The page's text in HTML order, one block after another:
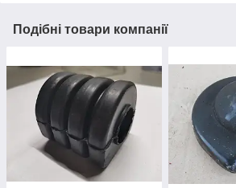
Подібні товари компанії